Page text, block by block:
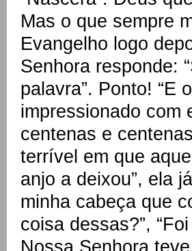
Mas o que sempre
Evangelho logo
Senhora responde:
palavra”. Ponto! “E
impressionado com
centenas e
terrível em que
anjo a deixou”, ela
minha cabeça que
coisa dessas?”,
Nossa Senhora